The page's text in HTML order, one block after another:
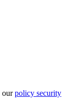
ourpolicy security